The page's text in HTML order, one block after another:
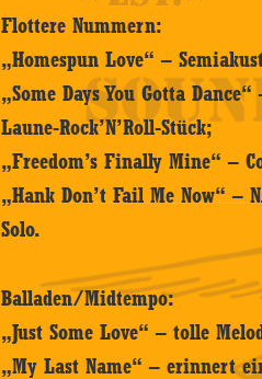
Flottere Nummern:
„Homespun Love“ –
„Some Days You Gotta
Laune-Rock’N’Roll-Stück;
„Freedom’s Finally Mine“ –
„Hank Don’t Fail Me Now“ –
Solo.
Balladen/Midtempo:
„Just Some Love“ – tolle
„My Last Name“ – erinnert